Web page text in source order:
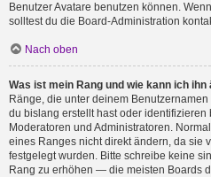
Benutzer Avatare benutzen können.
solltest du die Board-Administration
Nach oben
Was ist mein Rang und wie kann ich ihn
Ränge, die unter deinem
du bislang erstellt hast oder identifizieren
Moderatoren und Administratoren.
eines Ranges nicht direkt ändern, da sie
festgelegt wurden. Bitte schreibe keine
Rang zu erhöhen — die meisten Boards